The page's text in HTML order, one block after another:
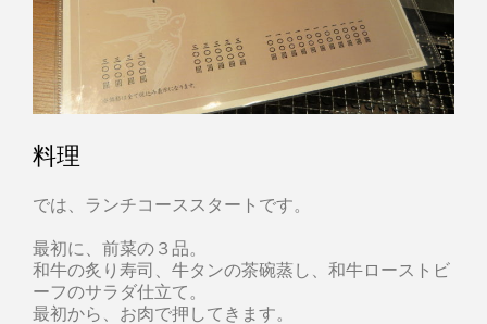
料理
では、ランチコーススタートです。
最初に、前菜の３品。
和牛の炙り寿司、牛タンの茶碗蒸し、和牛ローストビ
ーフのサラダ仕立て。
最初から、お肉で押してきます。